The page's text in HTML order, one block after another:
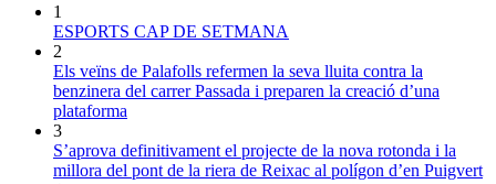
1
ESPORTS CAP DE SETMANA
2
Els veïns de Palafolls refermen la seva lluita contra la
benzinera del carrer Passada i preparen la creació d’una
plataforma
3
S’aprova definitivament el projecte de la nova rotonda i la
millora del pont de la riera de Reixac al polígon d’en Puigvert